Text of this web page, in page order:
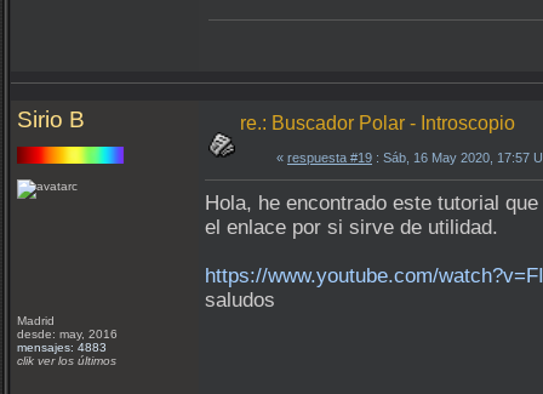
Sirio B
Madrid
desde: may, 2016
mensajes: 4883
clik ver los últimos
re.: Buscador Polar - Introscopio
« respuesta #19 : Sáb, 16 May 2020, 17:57
Hola, he encontrado este tutorial
el enlace por si sirve de utilidad.
https://www.youtube.com/
saludos